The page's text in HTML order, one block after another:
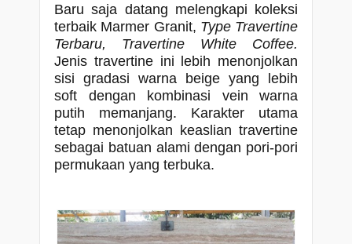
Baru saja datang melengkapi koleksi
terbaik Marmer Granit, Type Travertine
Terbaru, Travertine White Coffee.
Jenis travertine ini lebih menonjolkan
sisi gradasi warna beige yang lebih
soft dengan kombinasi vein warna
putih memanjang. Karakter utama
tetap menonjolkan keaslian travertine
sebagai batuan alami dengan pori-pori
permukaan yang terbuka.